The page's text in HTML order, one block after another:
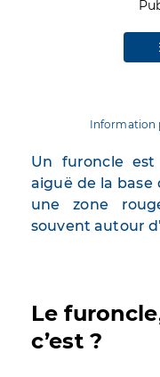
Information
Un furoncle
aiguë de la base
une zone
souvent autour
Le
c’est ?